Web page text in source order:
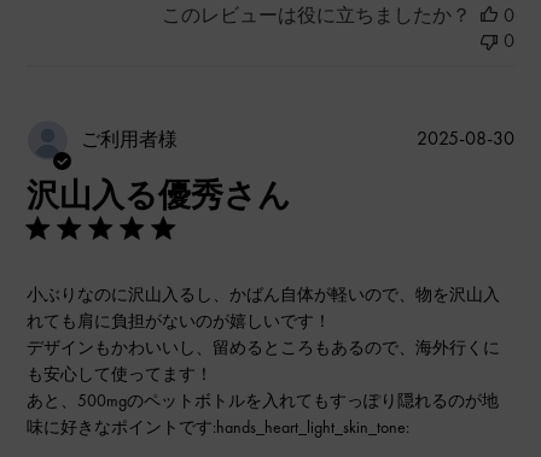
このレビューは役に立ちましたか？
0
0
ご利用者様
沢山入る優秀さん
小ぶりなのに沢山入るし、かばん自体が軽いので、物を沢山入
れても肩に負担がないのが嬉しいです！
デザインもかわいいし、留めるところもあるので、海外行くに
も安心して使ってます！
あと、500mgのペットボトルを入れてもすっぽり隠れるのが地
味に好きなポイントです:hands_heart_light_skin_tone:
公
2025-08-30